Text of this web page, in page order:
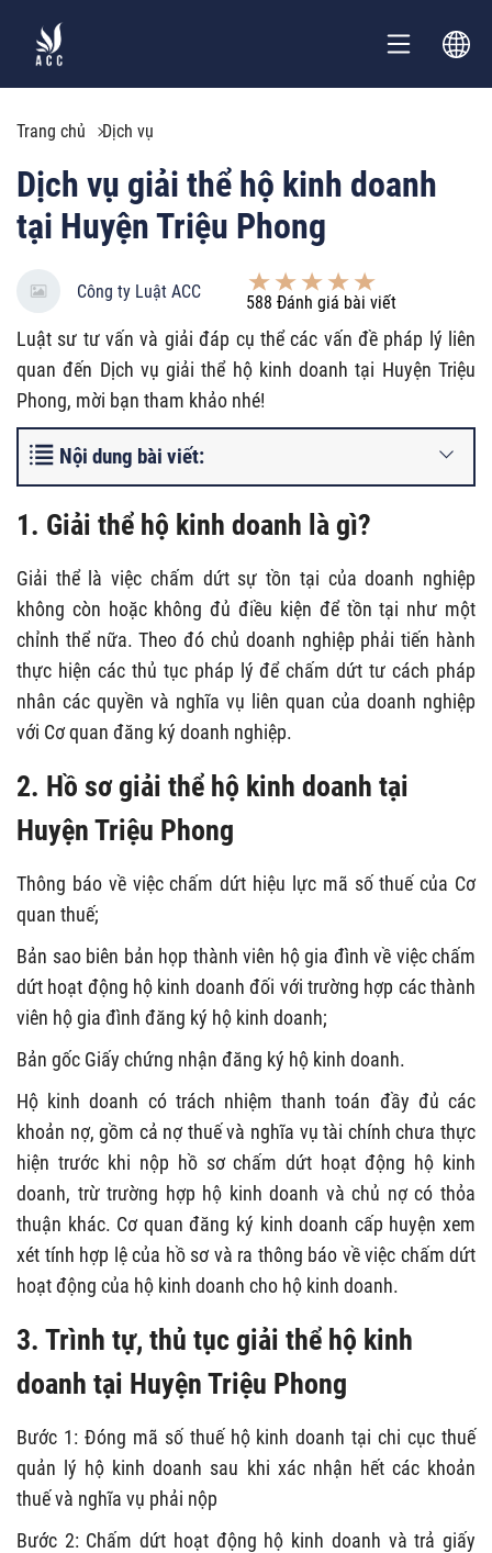
Trang chủ Dịch vụ
Dịch vụ giải thể hộ kinh doanh
tại Huyện Triệu Phong
Công ty Luật ACC
588 Đánh giá bài viết
Luật sư tư vấn và giải đáp cụ thể các vấn đề pháp lý liên
quan đến Dịch vụ giải thể hộ kinh doanh tại Huyện Triệu
Phong, mời bạn tham khảo nhé!
Nội dung bài viết:
1. Giải thể hộ kinh doanh là gì?
Giải thể là việc chấm dứt sự tồn tại của doanh nghiệp
không còn hoặc không đủ điều kiện để tồn tại như một
chỉnh thể nữa. Theo đó chủ doanh nghiệp phải tiến hành
thực hiện các thủ tục pháp lý để chấm dứt tư cách pháp
nhân các quyền và nghĩa vụ liên quan của doanh nghiệp
với Cơ quan đăng ký doanh nghiệp.
2. Hồ sơ giải thể hộ kinh doanh tại
Huyện Triệu Phong
Thông báo về việc chấm dứt hiệu lực mã số thuế của Cơ
quan thuế;
Bản sao biên bản họp thành viên hộ gia đình về việc chấm
dứt hoạt động hộ kinh doanh đối với trường hợp các thành
viên hộ gia đình đăng ký hộ kinh doanh;
Bản gốc Giấy chứng nhận đăng ký hộ kinh doanh.
Hộ kinh doanh có trách nhiệm thanh toán đầy đủ các
khoản nợ, gồm cả nợ thuế và nghĩa vụ tài chính chưa thực
hiện trước khi nộp hồ sơ chấm dứt hoạt động hộ kinh
doanh, trừ trường hợp hộ kinh doanh và chủ nợ có thỏa
thuận khác. Cơ quan đăng ký kinh doanh cấp huyện xem
xét tính hợp lệ của hồ sơ và ra thông báo về việc chấm dứt
hoạt động của hộ kinh doanh cho hộ kinh doanh.
3. Trình tự, thủ tục giải thể hộ kinh
doanh tại Huyện Triệu Phong
Bước 1: Đóng mã số thuế hộ kinh doanh tại chi cục thuế
quản lý hộ kinh doanh sau khi xác nhận hết các khoản
thuế và nghĩa vụ phải nộp
Bước 2: Chấm dứt hoạt động hộ kinh doanh và trả giấy